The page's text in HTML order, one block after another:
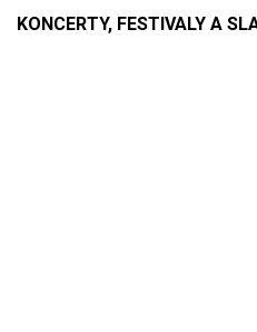
KONCERTY, FESTIVALY A